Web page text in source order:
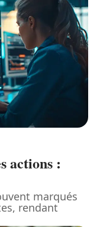
actions :
marqués
rendant